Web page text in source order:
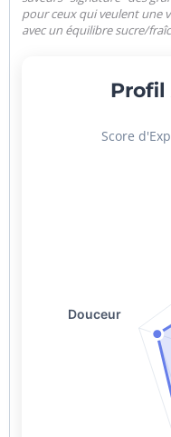
pour ceux qui veulent une
avec un équilibre sucre/
Score